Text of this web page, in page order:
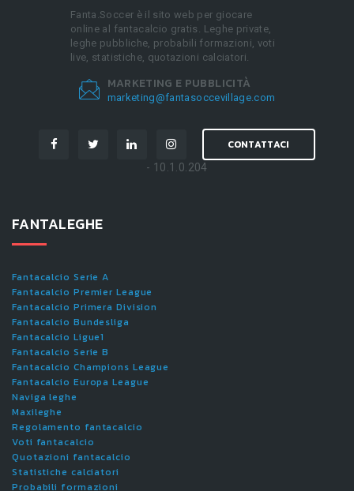
Fanta.Soccer è il sito web per giocare
online al fantacalcio gratis. Leghe private,
leghe pubbliche, probabili formazioni, voti
live, statistiche, quotazioni calciatori.
MARKETING E PUBBLICITÀ
marketing@fantasoccevillage.com
CONTATTACI
- 10.1.0.204
FANTALEGHE
Fantacalcio Serie A
Fantacalcio Premier League
Fantacalcio Primera Division
Fantacalcio Bundesliga
Fantacalcio Ligue1
Fantacalcio Serie B
Fantacalcio Champions League
Fantacalcio Europa League
Naviga leghe
Maxileghe
Regolamento fantacalcio
Voti fantacalcio
Quotazioni fantacalcio
Statistiche calciatori
Probabili formazioni